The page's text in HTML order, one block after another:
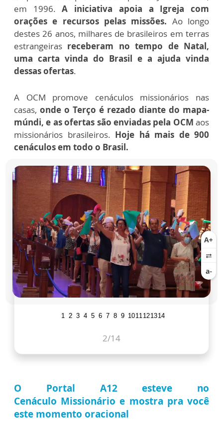
em 1996.A iniciativa apoia a Igreja com
orações e recursos pelas missões. Ao longo
destes 26 anos, milhares de brasileiros em terras
estrangeiras receberam no tempo de Natal,
uma carta vinda do Brasil e a ajuda vinda
dessas ofertas.
A OCM promove cenáculos missionários nas
casas, onde o Terço é rezado diante do mapa-
múndi, e as ofertas são enviadas pela OCM aos
missionários brasileiros. Hoje há mais de 900
cenáculos em todo o Brasil.
1 2 3 4 5 6 7 8 9 1011121314
3/14
O Portal A12 esteve no
Cenáculo Missionário e mostra pra você
este momento oracional